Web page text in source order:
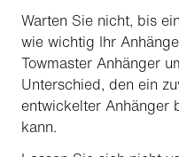
Warten Sie nicht, bis
wie wichtig Ihr
Towmaster Anhänger
Unterschied, den ein
entwickelter Anhänger
kann.